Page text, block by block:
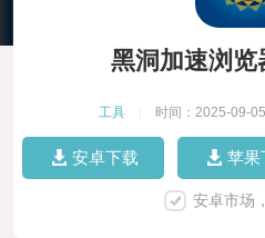
黑洞加速浏
工具 时间：2025-09-05
安卓下载 苹果
安卓市场